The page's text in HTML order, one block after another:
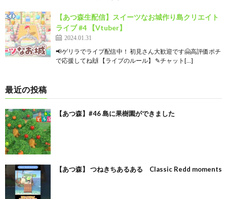
【あつ森生配信】スイーツなお城作り島クリエイト
ライブ #4 【Vtuber】
2024.01.31
📢ゲリラでライブ配信中！ 初見さん大歓迎です🤗高評価ポチ
で応援してね🙌 【ライブのルール】 ✎チャット[…]
最近の投稿
【あつ森】#46 島に果樹園ができました
【あつ森】 つねきちあるある Classic Redd moments